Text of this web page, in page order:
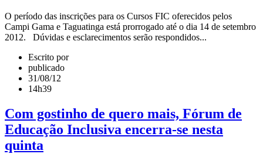
O período das inscrições para os Cursos FIC oferecidos pelos
Campi Gama e Taguatinga está prorrogado até o dia 14 de setembro
2012. Dúvidas e esclarecimentos serão respondidos...
Escrito por
publicado
31/08/12
14h39
Com gostinho de quero mais, Fórum de
Educação Inclusiva encerra-se nesta
quinta